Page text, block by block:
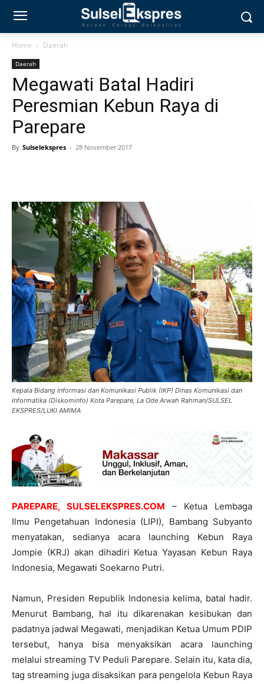
Home Daerah
Daerah
Megawati Batal Hadiri
Peresmian Kebun Raya di
Parepare
By Sulselekspres - 28 November 2017
Kepala Bidang Informasi dan Komunikasi Publik (IKP) Dinas Komunikasi dan
Informatika (Diskominfo) Kota Parepare, La Ode Arwah Rahman/SULSEL
EKSPRES/LUKI AMIMA
PAREPARE, SULSELEKSPRES.COM
– Ketua Lembaga
Ilmu Pengetahuan Indonesia (LIPI), Bambang Subyanto
menyatakan, sedianya acara launching Kebun Raya
Jompie (KRJ) akan dihadiri Ketua Yayasan Kebun Raya
Indonesia, Megawati Soekarno Putri.
Namun, Presiden Republik Indonesia kelima, batal hadir.
Menurut Bambang, hal itu dikarenakan kesibukan dan
padatnya jadwal Megawati, menjadikan Ketua Umum PDIP
tersebut, hanya bisa menyaksikan acara launching
melalui streaming TV Peduli Parepare. Selain itu, kata dia,
tag streaming juga disaksikan para pengelola Kebun Raya